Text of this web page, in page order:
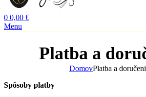
0 0,00 €
Menu
Platba a
DomovPlatba a
Spôsoby platby